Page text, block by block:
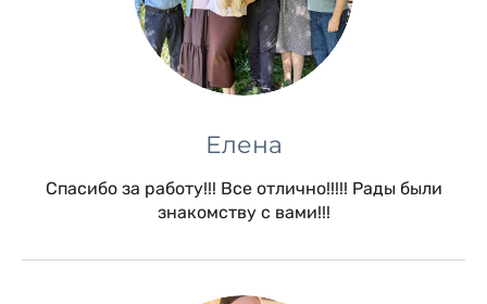
Елена
Спасибо за работу!!! Все отлично!!!!! Рады были
знакомству с вами!!!